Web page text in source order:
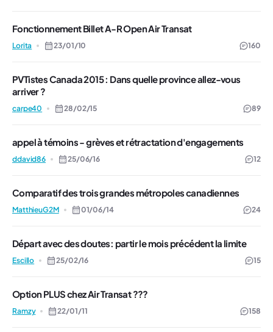
Fonctionnement Billet A-R Open Air Transat
Lorita 23/01/10 160
PVTistes Canada 2015 : Dans quelle province allez-vous
arriver ?
carpe40 28/02/15 89
appel à témoins - grèves et rétractation d'engagements
ddavid86 25/06/16 12
Comparatif des trois grandes métropoles canadiennes
MatthieuG2M 01/06/14 24
Départ avec des doutes: partir le mois précédent la limite
Escillo 25/02/16 15
Option PLUS chez Air Transat ???
Ramzy 22/01/11 158